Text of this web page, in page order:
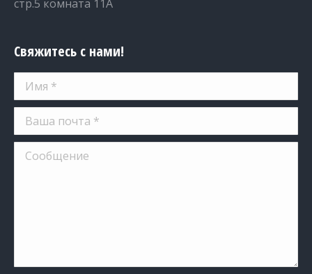
стр.5 комната 11А
Свяжитесь с нами!
Имя *
Ваша почта *
Сообщение